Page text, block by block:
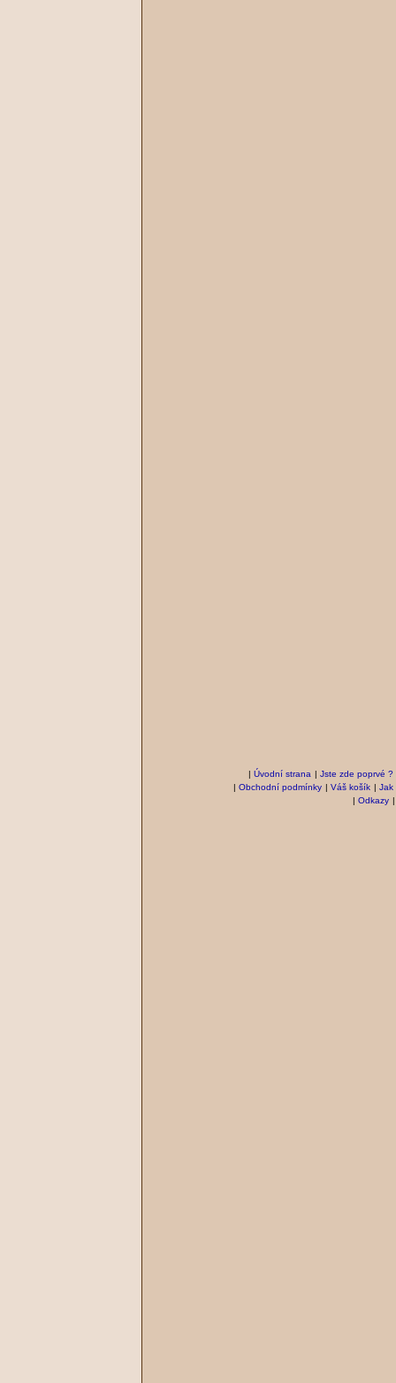
| Úvodní strana | Jste zde poprvé ?
| Obchodní podmínky | Váš košík | Jak
| Odkazy